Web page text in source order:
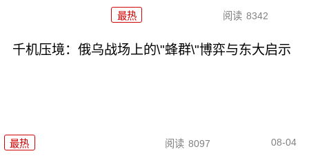
最热 阅读 8342
千机压境：俄乌战场上的\"蜂群\"博弈与东大启示
最热 阅读 8097 08-04